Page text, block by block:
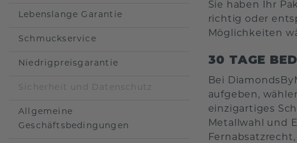
Lebenslange Garantie
Schmuckservice
Niedrigpreisgarantie
Sicherheit und Datenschutz
Allgemeine
Geschäftsbedingungen
Sie haben Ihr
richtig oder
Möglichkeiten
30 TAGE
Bei
aufgeben,
einzigartiges
Metallwahl und